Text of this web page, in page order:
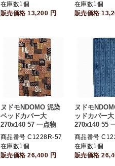
在庫数1個
販売価格13,200 円
在庫数1個
販売価格
ヌドモNDOMO 泥染
ベッドカバー大
270x140 57 一点物
商品番号 C1228R-57
在庫数1個
販売価格26,400 円
ヌドモ
ッドカバー大
270x140 55
商品番号
在庫数1個
販売価格